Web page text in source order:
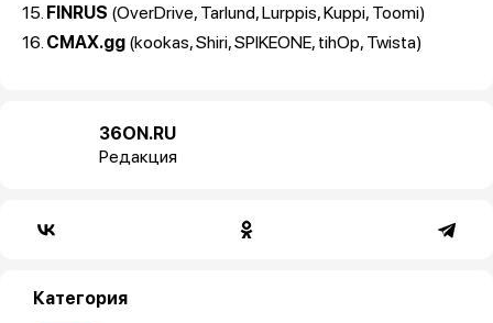
15. FINRUS (OverDrive, Tarlund, Lurppis, Kuppi, Toomi)
16. CMAX.gg (kookas, Shiri, SPIKEONE, tihOp, Twista)
36ON.RU
Редакция
Категория